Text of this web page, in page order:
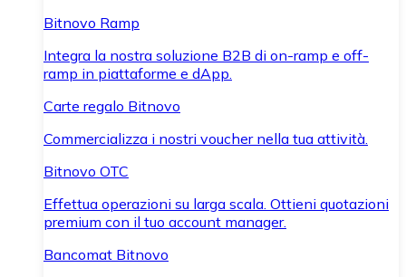
Bitnovo Ramp
Integra la nostra soluzione B2B di on-ramp e off-
ramp in piattaforme e dApp.
Carte regalo Bitnovo
Commercializza i nostri voucher nella tua attività.
Bitnovo OTC
Effettua operazioni su larga scala. Ottieni quotazioni
premium con il tuo account manager.
Bancomat Bitnovo